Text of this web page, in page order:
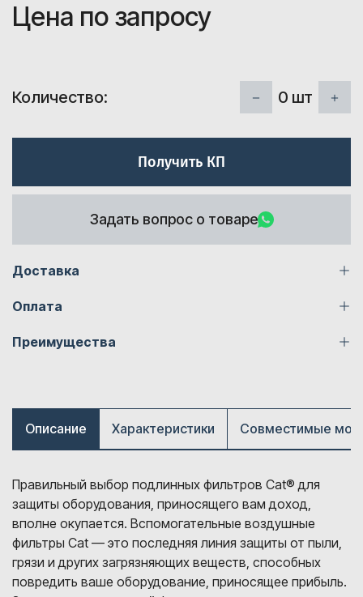
Цена по запросу
Количество: 0 шт
Получить КП
Задать вопрос о товаре
Доставка
Оплата
Преимущества
Описание Характеристики Совместимые
Правильный выбор подлинных фильтров Cat® для
защиты оборудования, приносящего вам доход,
вполне окупается. Вспомогательные воздушные
фильтры Cat — это последняя линия защиты от пыли,
грязи и других загрязняющих веществ, способных
повредить ваше оборудование, приносящее прибыль.